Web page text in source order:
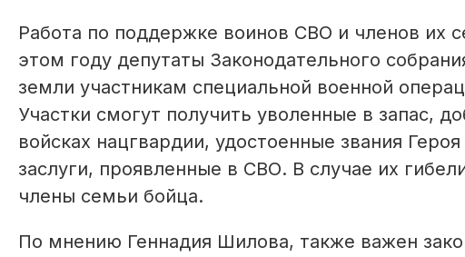
Работа по поддержке вои­нов СВО и членов их
этом году депутаты Законодательного
земли участникам специальной военной
Участки смогут получить уволенные в запас,
войсках нацгвардии, удостоенные звания
заслуги, проявленные в СВО. В случае их
члены семьи бойца.
По мнению Геннадия Шилова, также важен